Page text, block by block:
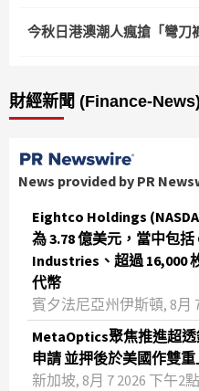
今秋日港澳潮人瘋搶「彎刀
財經新聞 (Finance-News)
News provided by PR
Eightco Holdings
為 3.78 億美元，當中包
Industries、超過 16,000
代幣
賓夕法尼亞州伊斯頓, 8月
MetaOptics聚焦推進超
申請 並押後於美國作雙重
新加坡, 8月 7 2026 下午2